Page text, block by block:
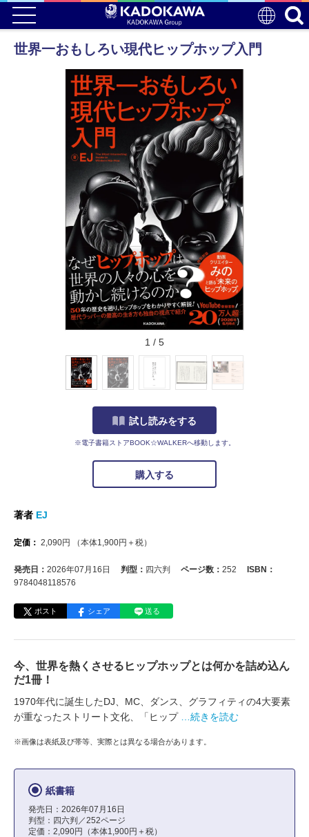
世界一おもしろい現代ヒップホップ入門
1 / 5
試し読みをする
※電子書籍ストアBOOK☆WALKERへ移動します。
購入する
著者 EJ
定価： 2,090円 （本体1,900円＋税）
発売日： 2026年07月16日 判型： 四六判 ページ数： 252
ISBN：
9784048118576
ポスト シェア 送る
今、世界を熱くさせるヒップホップとは何かを詰め込ん
だ1冊！
1970年代に誕生したDJ、MC、ダンス、グラフィティの4大要素
が重なったストリート文化、「ヒップ
…続きを読む
※画像は表紙及び帯等、実際とは異なる場合があります。
紙書籍
発売日：2026年07月16日
判型：四六判／252ページ
定価：2,090円（本体1,900円＋税）